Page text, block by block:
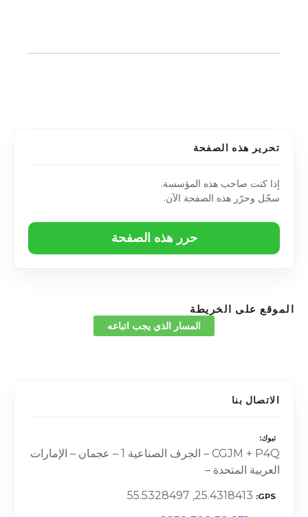
تحرير هذه الصفحة
إذا كنت صاحب هذه المؤسسة.
سجّل وحرّر هذه الصفحة الآن.
حرر هذه الصفحة
الموقع على الخريطة
المسار الذي يجب اتباعه
الاتصال بنا
تبوك
CGJM + P4Q – الجرف الصناعية 1 – عجمان – الإمارات
العربية المتحدة –
GPS
25.4318413, 55.5328497